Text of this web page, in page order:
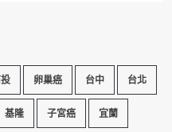
卵巢癌 台中 台北
基隆 子宮癌 宜蘭